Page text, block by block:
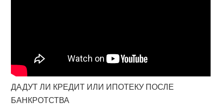
ДАДУТ ЛИ КРЕДИТ ИЛИ ИПОТЕКУ ПОСЛЕ
БАНКРОТСТВА